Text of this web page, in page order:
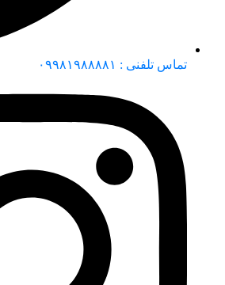
تماس تلفنی : ۰۹۹۸۱۹۸۸۸۸۱